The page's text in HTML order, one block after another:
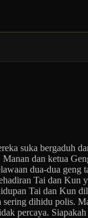
suka bergaduh
dan ketua
dua-dua geng
Tai dan Kun
Tai dan Kun
sering dihidu polis.
percaya.